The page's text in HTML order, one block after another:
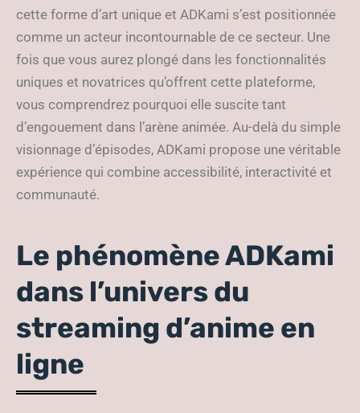
cette forme d’art unique et ADKami s’est positionnée
comme un acteur incontournable de ce secteur. Une
fois que vous aurez plongé dans les fonctionnalités
uniques et novatrices qu’offrent cette plateforme,
vous comprendrez pourquoi elle suscite tant
d’engouement dans l’arène animée. Au-delà du simple
visionnage d’épisodes, ADKami propose une véritable
expérience qui combine accessibilité, interactivité et
communauté.
Le phénomène ADKami
dans l’univers du
streaming d’anime en
ligne